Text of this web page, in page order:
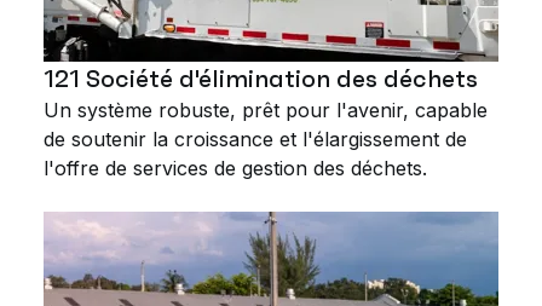
121 Société d'élimination des déchets
Un système robuste, prêt pour l'avenir, capable
de soutenir la croissance et l'élargissement de
l'offre de services de gestion des déchets.